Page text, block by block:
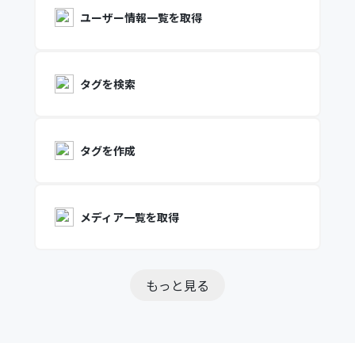
ユーザー情報一覧を取得
タグを検索
タグを作成
メディア一覧を取得
もっと見る